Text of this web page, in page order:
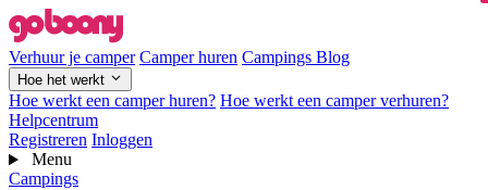
Verhuur je camper Camper huren Campings Blog
Hoe het werkt
Hoe werkt een camper huren? Hoe werkt een camper verhuren?
Helpcentrum
Registreren Inloggen
Menu
Campings